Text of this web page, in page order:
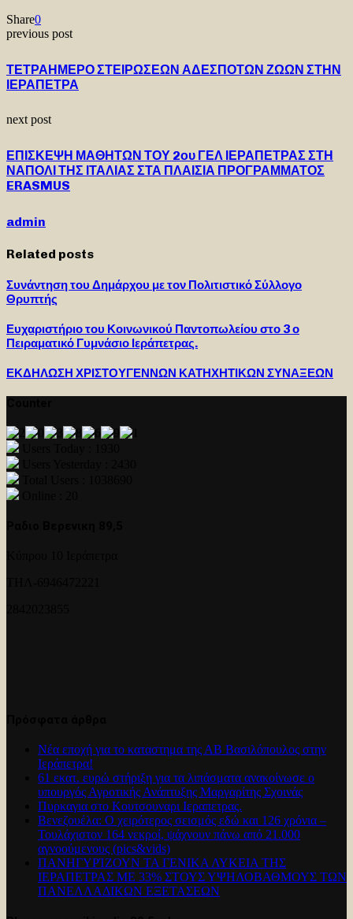
Share0
previous post
ΤΕΤΡΑΗΜΕΡΟ ΣΤΕΙΡΩΣΕΩΝ ΑΔΕΣΠΟΤΩΝ ΖΩΩΝ ΣΤΗΝ
ΙΕΡΑΠΕΤΡΑ
next post
ΕΠΙΣΚΕΨΗ ΜΑΘΗΤΩΝ ΤΟΥ 2ου ΓΕΛ ΙΕΡΑΠΕΤΡΑΣ ΣΤΗ
ΝΑΠΟΛΙ ΤΗΣ ΙΤΑΛΙΑΣ ΣΤΑ ΠΛΑΙΣΙΑ ΠΡΟΓΡΑΜΜΑΤΟΣ
ERASMUS
admin
Related posts
Συνάντηση του Δημάρχου με τον Πολιτιστικό Σύλλογο
Θρυπτής
Ευχαριστήριο του Κοινωνικού Παντοπωλείου στο 3 ο
Πειραματικό Γυμνάσιο Ιεράπετρας.
ΕΚΔΗΛΩΣΗ ΧΡΙΣΤΟΥΓΕΝΝΩΝ ΚΑΤΗΧΗΤΙΚΩΝ ΣΥΝΑΞΕΩΝ
Νέα εποχή για το καταστημα της ΑΒ Βασιλόπουλος στην
Ιεράπετρα!
61 εκατ. ευρώ στήριξη για τα λιπάσματα ανακοίνωσε ο
υπουργός Αγροτικής Ανάπτυξης Μαργαρίτης Σχοινάς
Πυρκαγια στο Κουτσουναρι Ιεραπετρας.
Βενεζουέλα: Ο χειρότερος σεισμός εδώ και 126 χρόνια –
Τουλάχιστον 164 νεκροί, ψάχνουν πάνω από 21.000
αγνοούμενους (pics&vids)
ΠΑΝΗΓΥΡΊΖΟΥΝ ΤΑ ΓΕΝΙΚΑ ΛΥΚΕΙΑ ΤΗΣ
ΙΕΡΑΠΕΤΡΑΣ ΜΕ 33% ΣΤΟΥΣ ΥΨΗΛΟΒΑΘΜΟΥΣ ΤΩΝ
ΠΑΝΕΛΛΑΔΙΚΩΝ ΕΞΕΤΑΣΕΩΝ